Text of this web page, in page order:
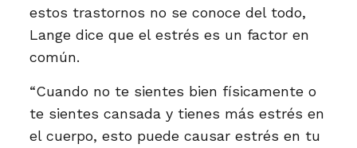
estos trastornos no se conoce del todo,
Lange dice que el estrés es un factor en
común.
“Cuando no te sientes bien físicamente o
te sientes cansada y tienes más estrés en
el cuerpo, esto puede causar estrés en tu